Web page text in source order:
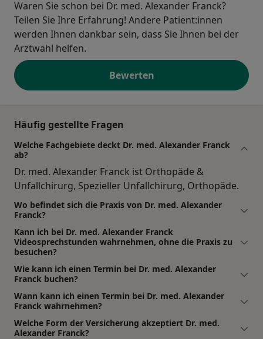
Waren Sie schon bei Dr. med. Alexander Franck?
Teilen Sie Ihre Erfahrung! Andere Patient:innen
werden Ihnen dankbar sein, dass Sie Ihnen bei der
Arztwahl helfen.
Bewerten
Häufig gestellte Fragen
Welche Fachgebiete deckt Dr. med. Alexander Franck
ab?
Dr. med. Alexander Franck ist Orthopäde &
Unfallchirurg, Spezieller Unfallchirurg, Orthopäde.
Wo befindet sich die Praxis von Dr. med. Alexander
Franck?
Kann ich bei Dr. med. Alexander Franck
Videosprechstunden wahrnehmen, ohne die Praxis zu
besuchen?
Wie kann ich einen Termin bei Dr. med. Alexander
Franck buchen?
Wann kann ich einen Termin bei Dr. med. Alexander
Franck wahrnehmen?
Welche Form der Versicherung akzeptiert Dr. med.
Alexander Franck?